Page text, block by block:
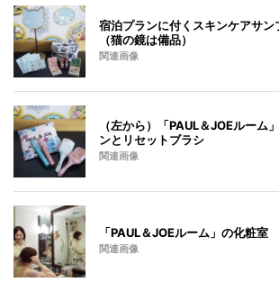
宿泊プランに付くスキンケアサン
（猫の鏡は備品）
関連画像
（左から）「PAUL＆JOEルーム
ンとリセットブラシ
関連画像
「PAUL＆JOEルーム」の化粧室
関連画像